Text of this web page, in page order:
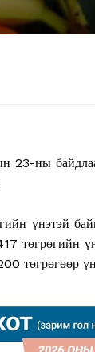
23-ны
үнэтэй
төгрөгийн
төгрөгөөр